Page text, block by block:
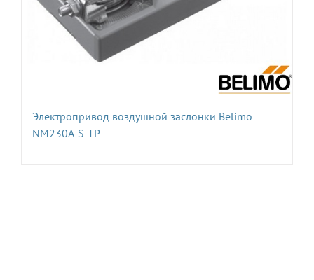
Электропривод воздушной заслонки Belimo
NM230A-S-TP